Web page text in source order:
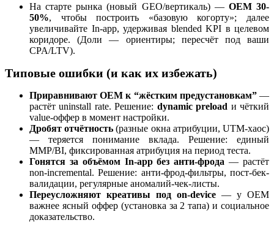
На старте рынка (новый GEO/вертикаль) — OEM 30-
50%, чтобы построить «базовую когорту»; далее
увеличивайте In-app, удерживая blended KPI в целевом
коридоре. (Доли — ориентиры; пересчёт под ваши
CPA/LTV).
Типовые ошибки (и как их избежать)
Приравнивают OEM к “жёстким предустановкам”—
растёт uninstall rate. Решение: dynamic preload и чёткий
value-оффер в момент настройки.
Дробят отчётность (разные окна атрибуции, UTM-хаос)
— теряется понимание вклада. Решение: единый
MMP/BI, фиксированная атрибуция на период теста.
Гонятся за объёмом In-app без анти-фрода — растёт
non-incremental. Решение: анти-фрод-фильтры, пост-бек-
валидации, регулярные аномалий-чек-листы.
Переусложняют креативы под on-device — у OEM
важнее ясный оффер (установка за 2 тапа) и социальное
доказательство.